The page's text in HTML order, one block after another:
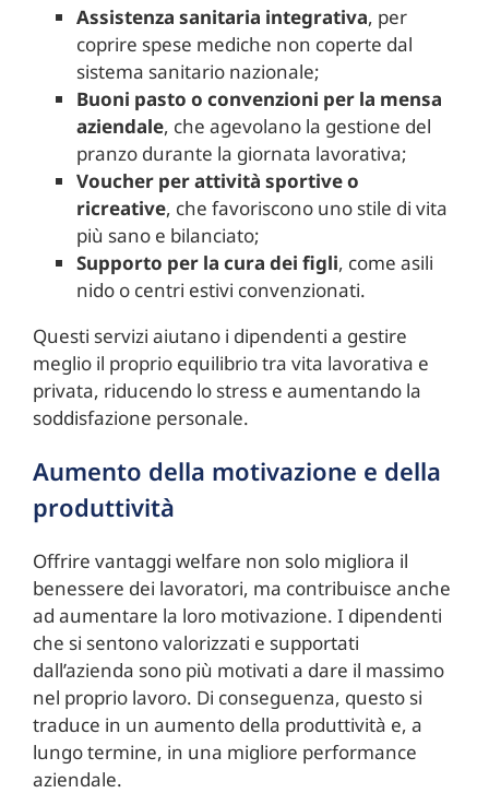
Assistenza sanitaria integrativa, per
coprire spese mediche non coperte dal
sistema sanitario nazionale;
Buoni pasto o convenzioni per la mensa
aziendale, che agevolano la gestione del
pranzo durante la giornata lavorativa;
Voucher per attività sportive o
ricreative, che favoriscono uno stile di vita
più sano e bilanciato;
Supporto per la cura dei figli, come asili
nido o centri estivi convenzionati.
Questi servizi aiutano i dipendenti a gestire
meglio il proprio equilibrio tra vita lavorativa e
privata, riducendo lo stress e aumentando la
soddisfazione personale.
Aumento della motivazione e della
produttività
Offrire vantaggi welfare non solo migliora il
benessere dei lavoratori, ma contribuisce anche
ad aumentare la loro motivazione. I dipendenti
che si sentono valorizzati e supportati
dall’azienda sono più motivati a dare il massimo
nel proprio lavoro. Di conseguenza, questo si
traduce in un aumento della produttività e, a
lungo termine, in una migliore performance
aziendale.